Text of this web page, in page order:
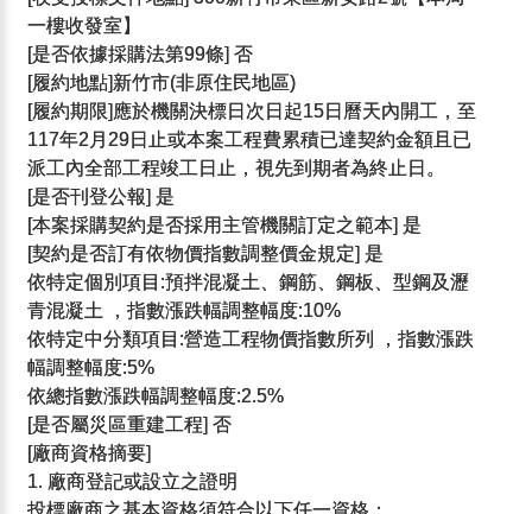
一樓收發室】
[是否依據採購法第99條] 否
[履約地點]新竹市(非原住民地區)
[履約期限]應於機關決標日次日起15日曆天內開工，至
117年2月29日止或本案工程費累積已達契約金額且已
派工內全部工程竣工日止，視先到期者為終止日。
[是否刊登公報] 是
[本案採購契約是否採用主管機關訂定之範本] 是
[契約是否訂有依物價指數調整價金規定] 是
依特定個別項目:預拌混凝土、鋼筋、鋼板、型鋼及瀝
青混凝土 ，指數漲跌幅調整幅度:10%
依特定中分類項目:營造工程物價指數所列 ，指數漲跌
幅調整幅度:5%
依總指數漲跌幅調整幅度:2.5%
[是否屬災區重建工程] 否
[廠商資格摘要]
1. 廠商登記或設立之證明
投標廠商之基本資格須符合以下任一資格：